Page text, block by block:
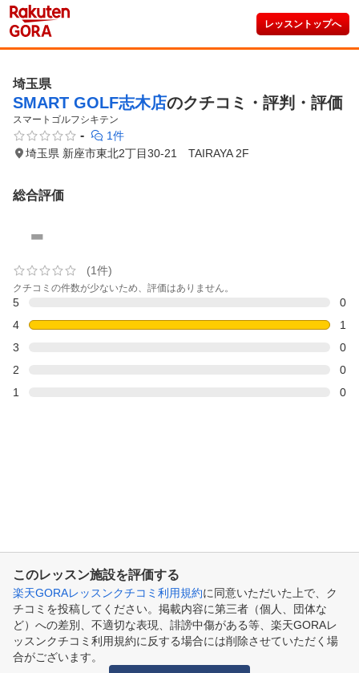
レッスントップへ
埼玉県
SMART GOLF志木店のクチコミ・評判・評価
スマートゴルフシキテン
-
1件
埼玉県 新座市東北2丁目30-21 TAIRAYA 2F
総合評価
-
(1件)
クチコミの件数が少ないため、評価はありません。
5
0
4
1
3
0
2
0
1
0
このレッスン施設を評価する
楽天GORAレッスンクチコミ利用規約に同意いただいた上で、ク
チコミを投稿してください。掲載内容に第三者（個人、団体な
ど）への差別、不適切な表現、誹謗中傷がある等、楽天GORAレ
ッスンクチコミ利用規約に反する場合には削除させていただく場
合がございます。